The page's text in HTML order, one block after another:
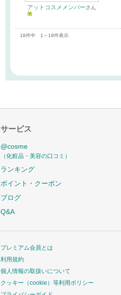
アットコスメメンバーさん
18件中 1～18件表示
サービス
@cosme
（化粧品・美容の口コミ）
ランキング
ポイント・クーポン
ブログ
Q&A
プレミアム会員とは
利用規約
個人情報の取扱いについて
クッキー（cookie）等利用ポリシー